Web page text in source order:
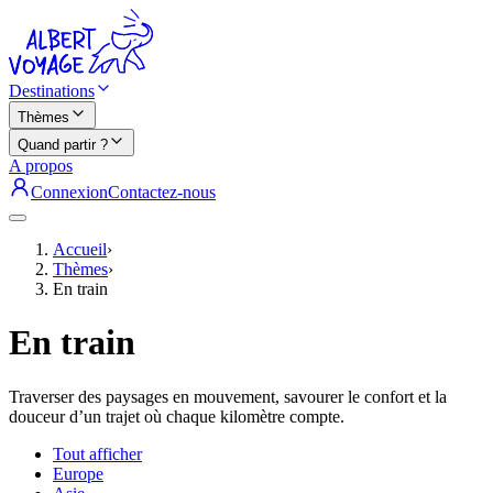
Destinations
Thèmes
Quand partir ?
A propos
ConnexionContactez-nous
Accueil›
Thèmes›
En train
En train
Traverser des paysages en mouvement, savourer le confort et la
douceur d’un trajet où chaque kilomètre compte.
Tout afficher
Europe